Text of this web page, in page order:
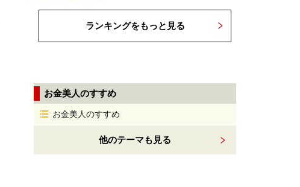
ランキングをもっと見る
お金美人のすすめ
お金美人のすすめ
他のテーマも見る